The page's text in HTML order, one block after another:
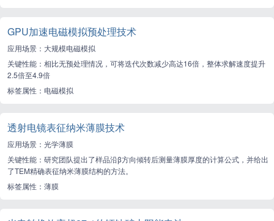
GPU加速电磁模拟预处理技术
应用场景：大规模电磁模拟
关键性能：相比无预处理情况，可将迭代次数减少高达16倍，整体求解速度提升
2.5倍至4.9倍
标签属性：电磁模拟
透射电镜表征纳米薄膜技术
应用场景：光学薄膜
关键性能：研究团队提出了样品沿β方向倾转后测量薄膜厚度的计算公式，并给出
了TEM精确表征纳米薄膜结构的方法。
标签属性：薄膜